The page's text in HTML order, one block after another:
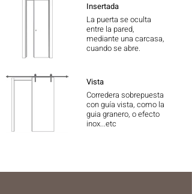
Insertada
La puerta se oculta
entre la pared,
mediante una carcasa,
cuando se abre.
Vista
Corredera sobrepuesta
con guía vista, como la
guia granero, o efecto
inox...etc